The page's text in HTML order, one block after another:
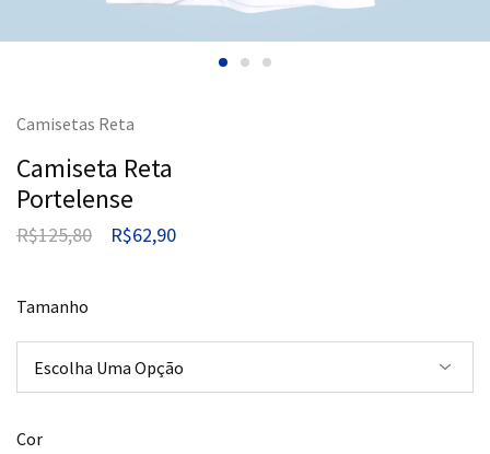
Camisetas Reta
Camiseta Reta
Portelense
R$125,80 R$62,90
Tamanho
Cor